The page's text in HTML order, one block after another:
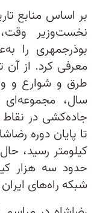
بر اساس منابع
بوذرجمهری را
معرفی کرد. از آن
طرق و شوارع و
سال، مجموعه‌ای
جاده‌‌کشی در
کیلومتر رسید،
حدود سه هزار
شبکه راه‌های ایران در کمتر از